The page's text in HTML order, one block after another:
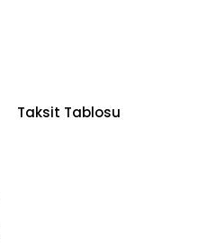
Taksit Tablosu